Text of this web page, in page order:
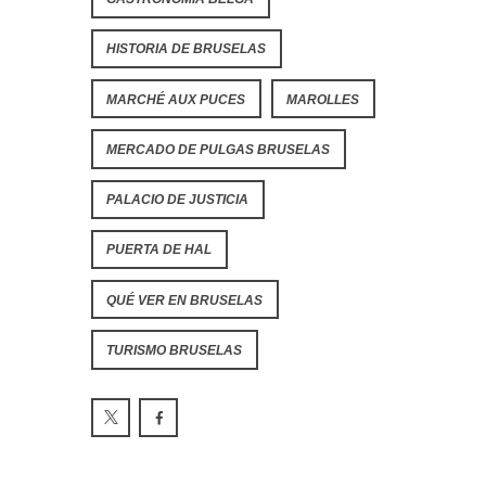
HISTORIA DE BRUSELAS
MARCHÉ AUX PUCES MAROLLES
MERCADO DE PULGAS BRUSELAS
PALACIO DE JUSTICIA
PUERTA DE HAL
QUÉ VER EN BRUSELAS
TURISMO BRUSELAS